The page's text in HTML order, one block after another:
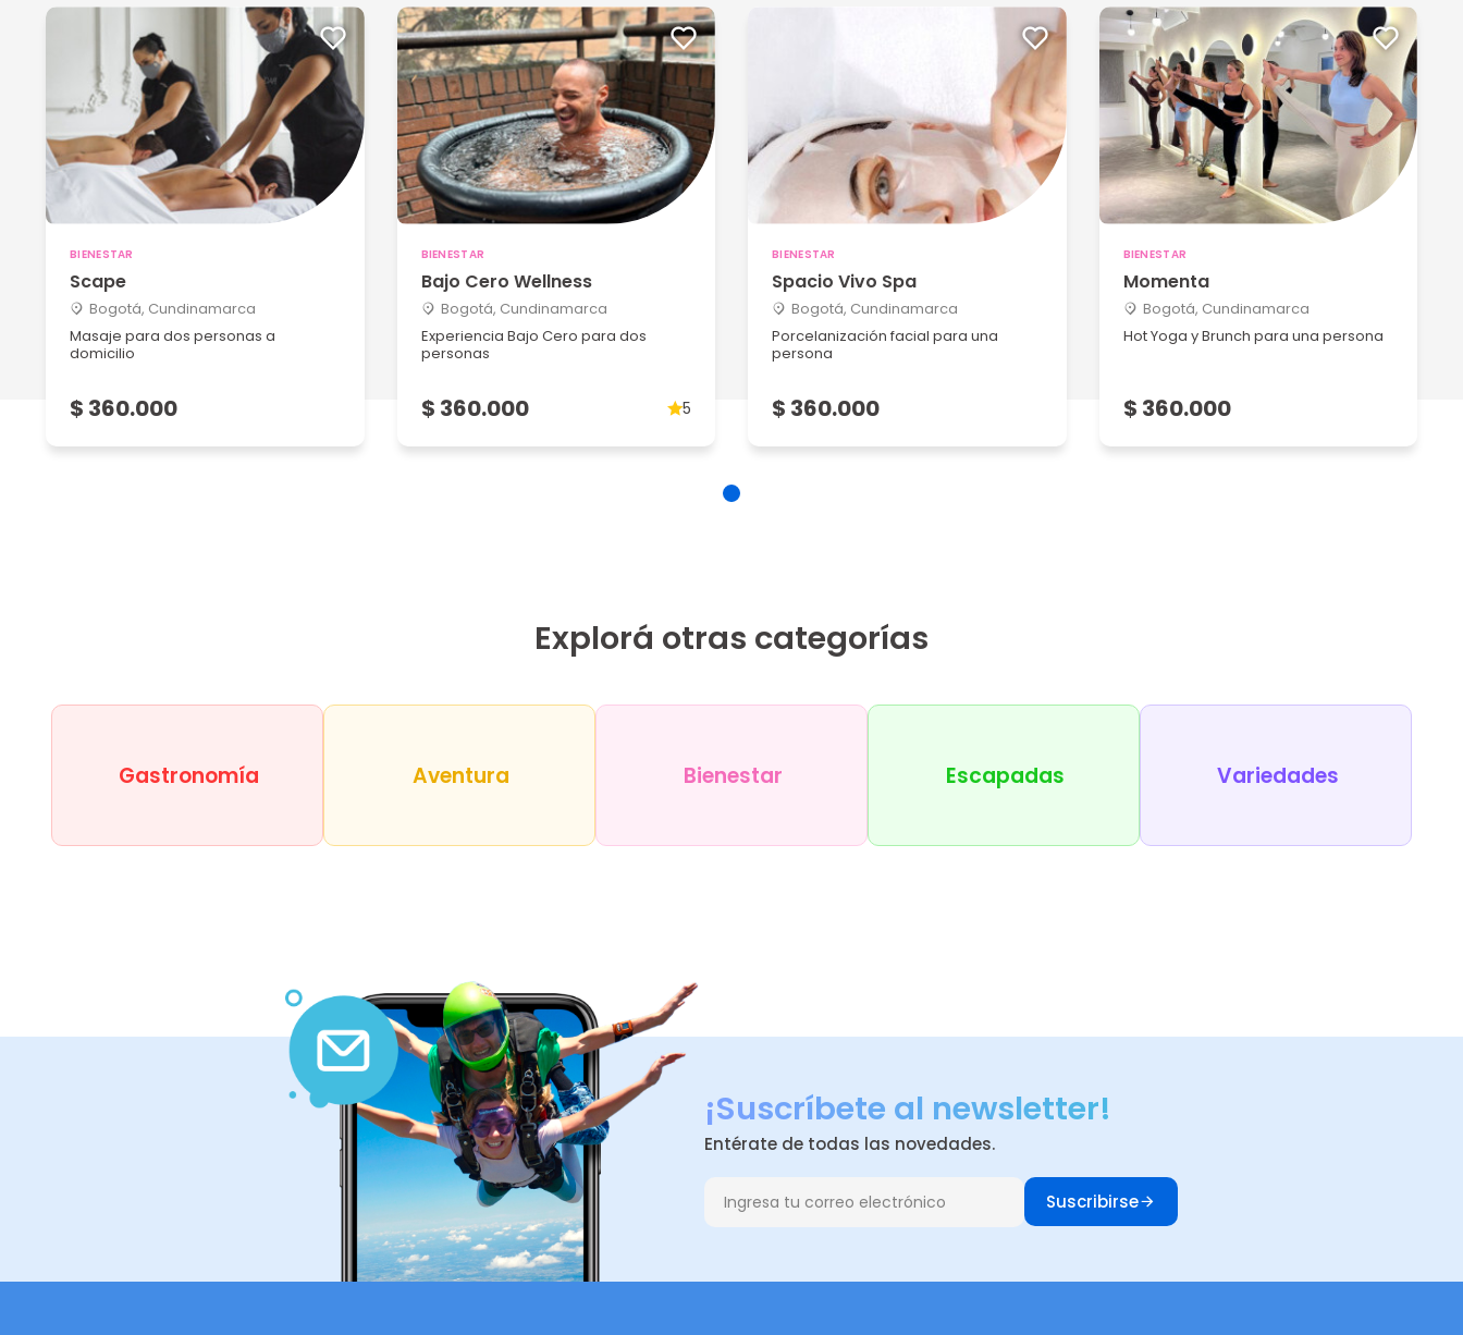
BIENESTAR
Scape
Bogotá, Cundinamarca
Masaje para dos personas a
domicilio
$ 360.000
BIENESTAR
Bajo Cero Wellness
Bogotá, Cundinamarca
Experiencia Bajo Cero para dos
personas
$ 360.000 5
BIENESTAR
Spacio Vivo Spa
Bogotá, Cundinamarca
Porcelanización facial para una
persona
$ 360.000
BIENESTAR
Momenta
Bogotá, Cundinamarca
Hot Yoga y Brunch para una persona
$ 360.000
Explorá otras categorías
Gastronomía Aventura Bienestar Escapadas Variedades
¡Suscríbete al newsletter!
Entérate de todas las novedades.
Suscribirse